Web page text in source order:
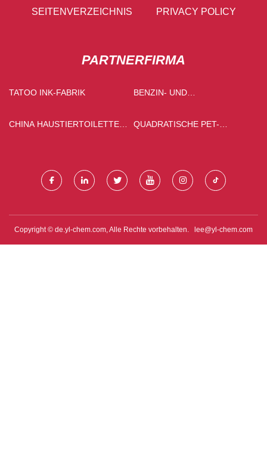
SEITENVERZEICHNIS PRIVACY POLICY
PARTNERFIRMA
TATOO INK-FABRIK
BENZIN- UND
CHINA HAUSTIERTOILETTE
QUADRATISCHE PET-
Copyright © de.yl-chem.com, Alle Rechte vorbehalten. lee@yl-chem.com